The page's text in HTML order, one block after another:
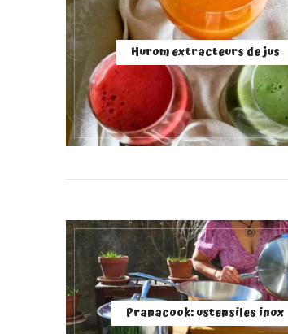
Hurom extracteurs de jus
Pranacook: ustensiles inox